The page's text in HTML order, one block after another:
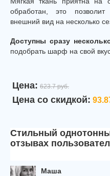
обработан, это
внешний вид на несколько
Доступны сразу
подобрать шарф на свой
Цена: 623.7 руб.
Цена со скидкой:
Стильный
отзывах
Маша